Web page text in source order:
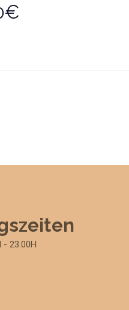
- 23:00H